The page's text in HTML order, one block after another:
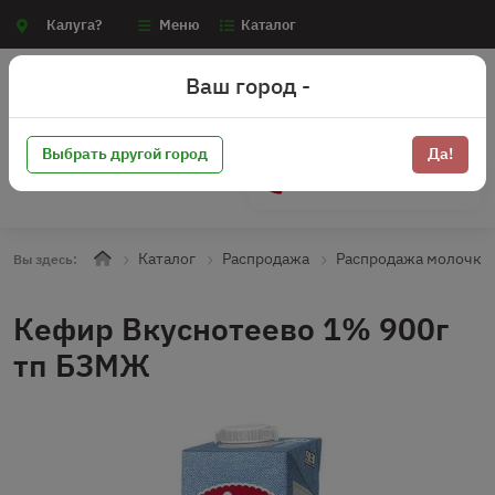
Калуга? Меню Каталог
Вы здесь: Каталог Распродажа Распродажа молочка
Кефир Вкуснотеево 1% 900г
тп БЗМЖ
Ваш город -
Выбрать другой город Да!